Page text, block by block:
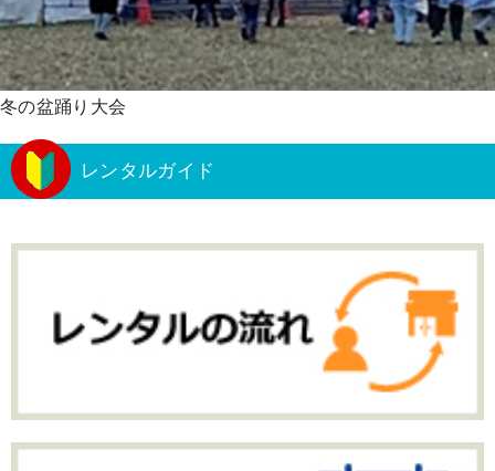
冬の盆踊り大会
レンタルガイド